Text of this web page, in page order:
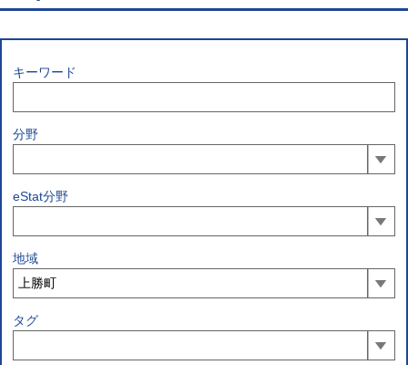
キーワード
分野
eStat分野
地域
タグ